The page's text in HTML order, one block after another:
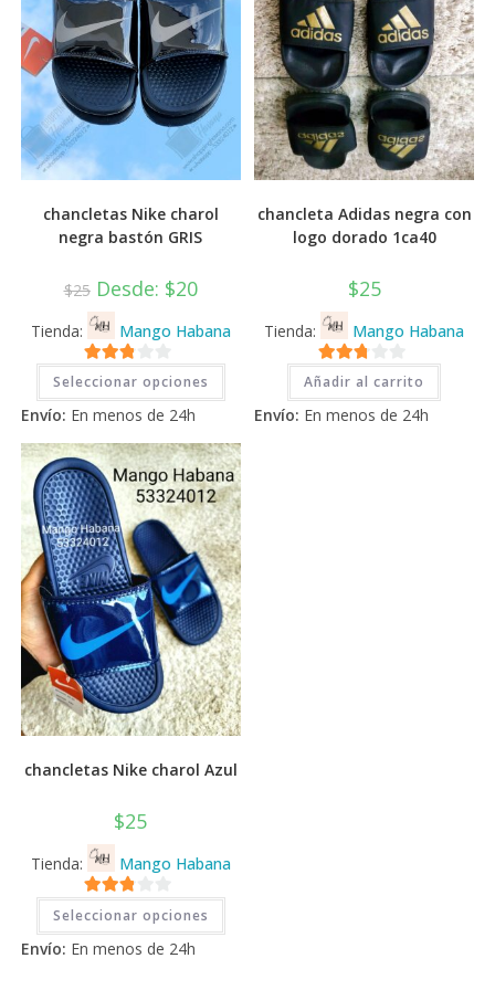
chancletas Nike charol
negra bastón GRIS
$25 Desde: $20
Tienda: Mango Habana
2.71
de 5
Seleccionar opciones
Este
tiene
múltiples
Las
opciones
se
pueden
elegir
en
la
página
de
producto
Envío: En menos de 24h
chancleta Adidas negra con
logo dorado 1ca40
$25
Tienda: Mango Habana
2.71
de 5
Añadir al carrito
Envío: En menos de 24h
chancletas Nike charol Azul
$25
Tienda: Mango Habana
2.71
de 5
Seleccionar opciones
Este
tiene
Envío: En menos de 24h